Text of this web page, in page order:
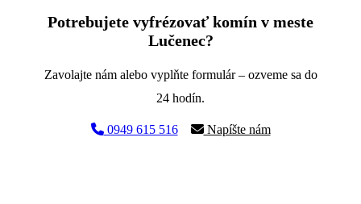
Potrebujete vyfrézovať komín v meste
Lučenec?
Zavolajte nám alebo vyplňte formulár – ozveme sa do
24 hodín.
0949 615 516 Napíšte nám